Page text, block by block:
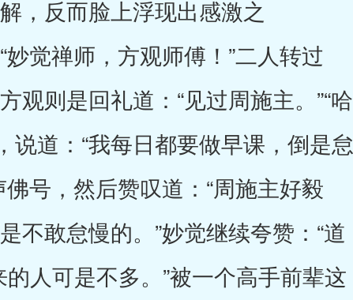
，反而脸上浮现出感激之
觉禅师，方观师傅！”二人转过
观则是回礼道：“见过周施主。”“哈
说道：“我每日都要做早课，倒是怠
号，然后赞叹道：“周施主好毅
不敢怠慢的。”妙觉继续夸赞：“道
人可是不多。”被一个高手前辈这